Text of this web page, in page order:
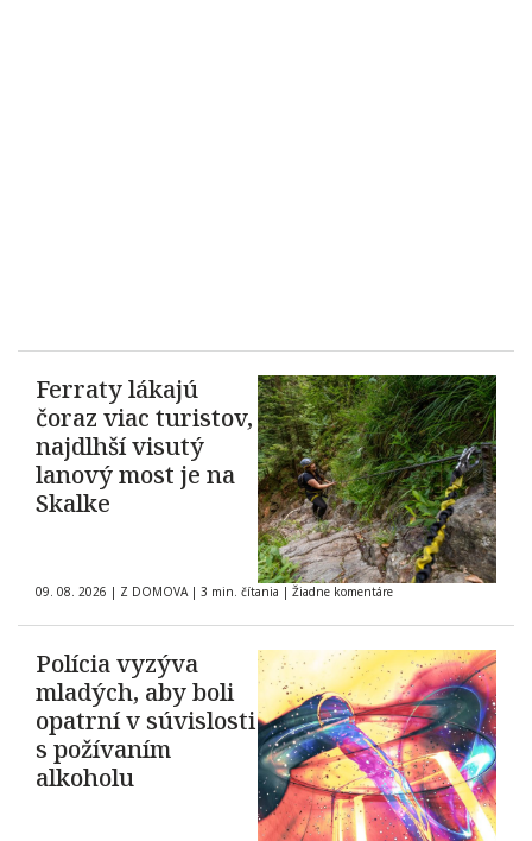
Ferraty lákajú
čoraz viac turistov,
najdlhší visutý
lanový most je na
Skalke
09. 08. 2026 | Z DOMOVA | 3 min. čítania | Žiadne komentáre
Polícia vyzýva
mladých, aby boli
opatrní v súvislosti
s požívaním
alkoholu